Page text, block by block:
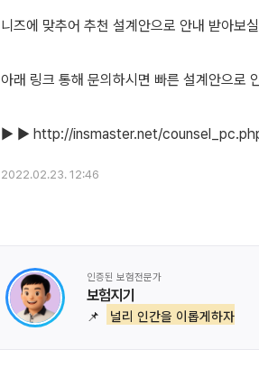
니즈에 맞추어 추천 설계안으로 안내 받아보
아래 링크 통해 문의하시면 빠른 설계안으로
2022.02.23. 12:46
인증된 보험전문가
보험지기
📌 널리 인간을 이롭게하자